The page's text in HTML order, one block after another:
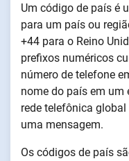
Um código de país é
para um país ou
+44 para o Reino
prefixos numéricos
número de telefone
nome do país em um
rede telefônica
uma mensagem.
Os códigos de país